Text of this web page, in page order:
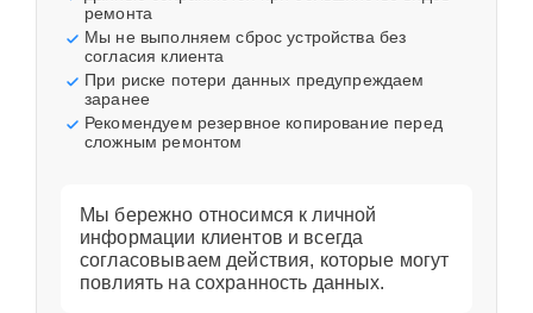
ремонта
Мы не выполняем сброс устройства без
согласия клиента
При риске потери данных предупреждаем
заранее
Рекомендуем резервное копирование перед
сложным ремонтом
Мы бережно относимся к личной
информации клиентов и всегда
согласовываем действия, которые могут
повлиять на сохранность данных.